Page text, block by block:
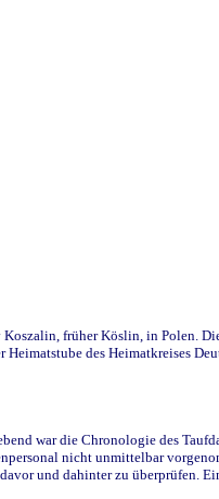
früher Köslin, in Polen.
des Heimatkreises
war die Chronologie des
nicht unmittelbar
und dahinter zu überprüfen.